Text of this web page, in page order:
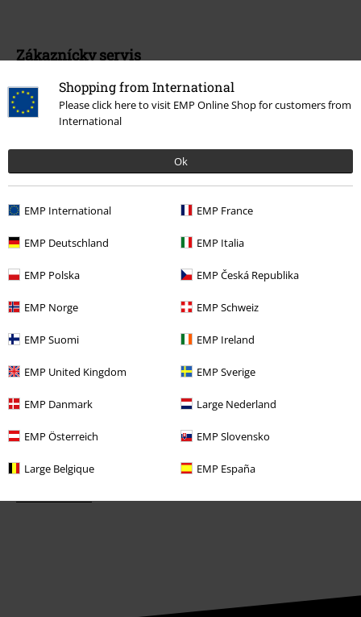
Shopping from International
Please click here to visit EMP Online Shop for customers from
International
Ok
EMP International EMP France
EMP Deutschland EMP Italia
EMP Polska EMP Česká Republika
EMP Norge EMP Schweiz
EMP Suomi EMP Ireland
EMP United Kingdom EMP Sverige
EMP Danmark Large Nederland
EMP Österreich EMP Slovensko
Large Belgique EMP España
Zákaznícky servis
Pomoc / FAQ
Podmínky vracení zboží
Vrácení zboží
Všeobecné informace o velikostech
Zrušit členství v BSC
Způsoby platby
O EMP